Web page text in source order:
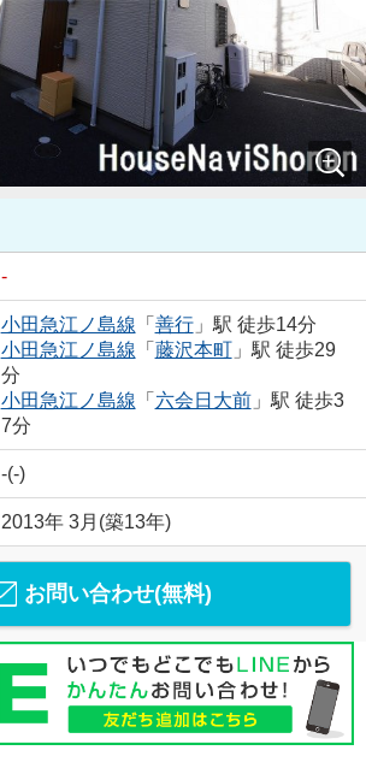
-
小田急江ノ島線 「 善行」駅 徒歩14分
小田急江ノ島線 「 藤沢本町」駅 徒歩29
分
小田急江ノ島線 「 六会日大前」駅 徒歩3
7分
-(-)
2013年 3月(築13年)
お問い合わせ(無料)